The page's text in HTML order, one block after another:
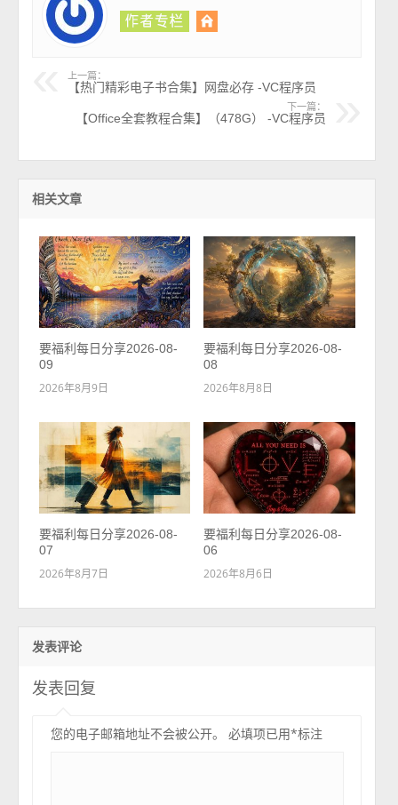
上一篇：
【热门精彩电子书合集】网盘必存 -VC程序员
下一篇：
【Office全套教程合集】（478G） -VC程序员
相关文章
要福利每日分享2026-08-
09
2026年8月9日
要福利每日分享2026-08-
08
2026年8月8日
要福利每日分享2026-08-
07
2026年8月7日
要福利每日分享2026-08-
06
2026年8月6日
发表评论
发表回复
您的电子邮箱地址不会被公开。 必填项已用*标注